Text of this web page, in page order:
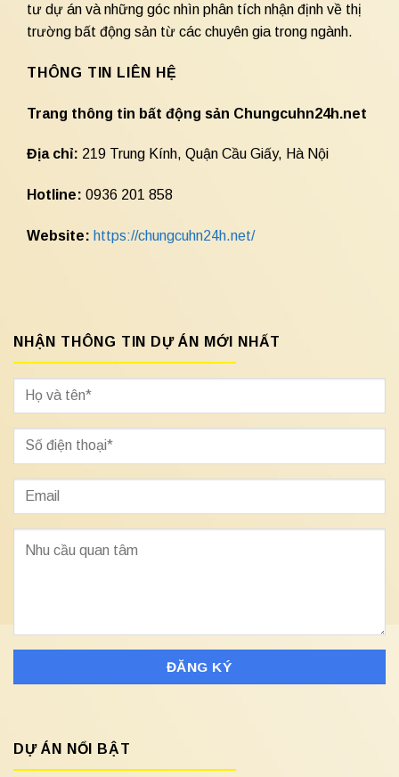
tư dự án và những góc nhìn phân tích nhận định về thị
trường bất động sản từ các chuyên gia trong ngành.
THÔNG TIN LIÊN HỆ
Trang thông tin bất động sản Chungcuhn24h.net
Địa chỉ: 219 Trung Kính, Quận Cầu Giấy, Hà Nội
Hotline: 0936 201 858
Website: https://chungcuhn24h.net/
NHẬN THÔNG TIN DỰ ÁN MỚI NHẤT
DỰ ÁN NỔI BẬT